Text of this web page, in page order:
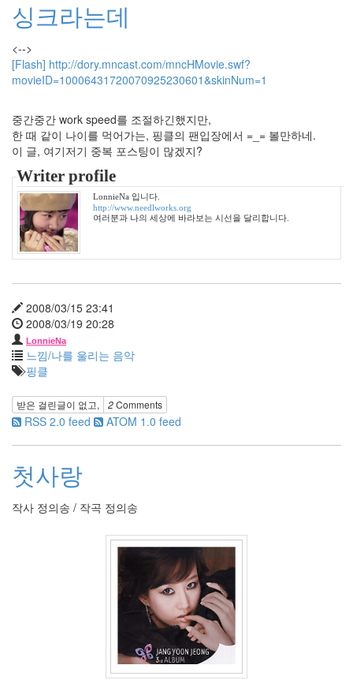
싱크라는데
<-->
[Flash] http://dory.mncast.com/mncHMovie.swf?
movieID=10006431720070925230601&skinNum=1
중간중간 work speed를 조절하긴했지만,
한 때 같이 나이를 먹어가는, 핑클의 팬입장에서 =_= 볼만하네.
이 글, 여기저기 중복 포스팅이 많겠지?
Writer profile
LonnieNa 입니다.
http://www.needlworks.org
여러분과 나의 세상에 바라보는 시선을 달리합니다.
2008/03/15 23:41
2008/03/19 20:28
LonnieNa
느낌/나를 울리는 음악
핑클
받은 걸린글이 없고, 2Comments
RSS 2.0 feed ATOM 1.0 feed
첫사랑
작사 정의송 / 작곡 정의송
2008
년
월
2
2008
10
월
3
2008
년
11
월
1
2008
년
7
2009
년
31
2009
1
월
년
2
월
2